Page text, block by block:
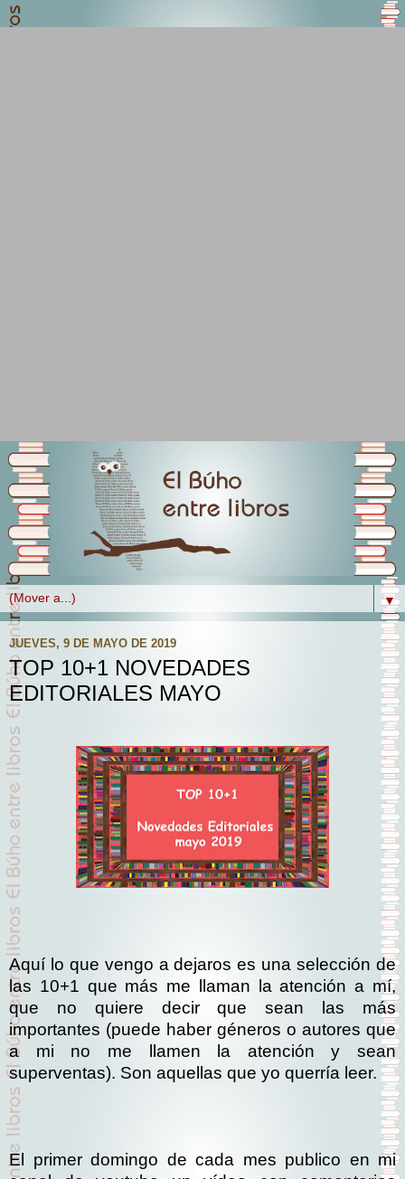
▼
JUEVES, 9 DE MAYO DE 2019
TOP 10+1 NOVEDADES
EDITORIALES MAYO
Aquí lo que vengo a dejaros es una selección de
las 10+1 que más me llaman la atención a mí,
que no quiere decir que sean las más
importantes (puede haber géneros o autores que
a mi no me llamen la atención y sean
superventas). Son aquellas que yo querría leer.
El primer domingo de cada mes publico en mi